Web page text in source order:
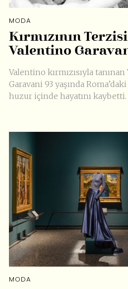
MODA
Kırmızının Terzisi
Valentino
Valentino kırmızısıyla
Garavani 93 yaşında
huzur içinde hayatını kaybetti.
MODA